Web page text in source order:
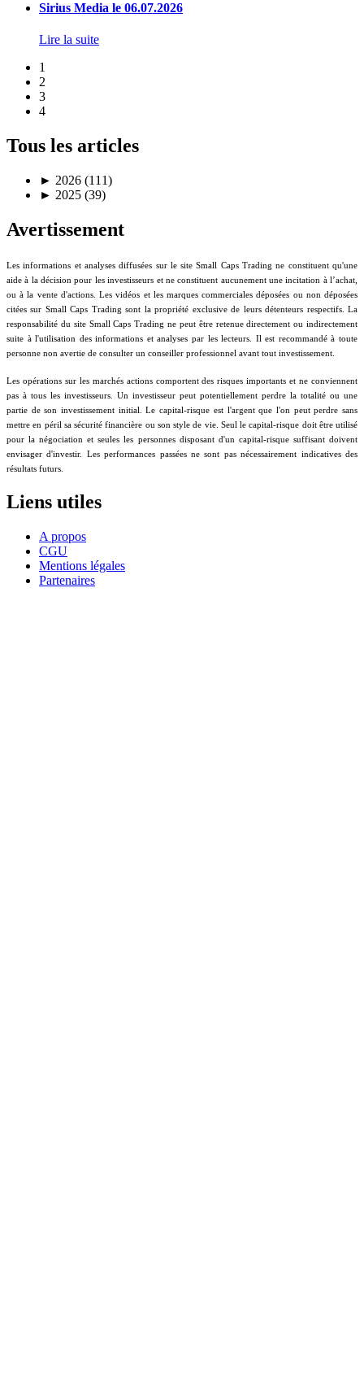
Sirius Media le 06.07.2026
Lire la suite
1
2
3
4
Tous les articles
► 2026 (111)
► 2025 (39)
Avertissement
Les informations et analyses diffusées sur le site Small Caps Trading ne constituent qu'une
aide à la décision pour les investisseurs et ne constituent aucunement une incitation à l’achat,
ou à la vente d'actions. Les vidéos et les marques commerciales déposées ou non déposées
citées sur Small Caps Trading sont la propriété exclusive de leurs détenteurs respectifs. La
responsabilité du site Small Caps Trading ne peut être retenue directement ou indirectement
suite à l'utilisation des informations et analyses par les lecteurs. Il est recommandé à toute
personne non avertie de consulter un conseiller professionnel avant tout investissement.
Les opérations sur les marchés actions comportent des risques importants et ne conviennent
pas à tous les investisseurs. Un investisseur peut potentiellement perdre la totalité ou une
partie de son investissement initial. Le capital-risque est l'argent que l'on peut perdre sans
mettre en péril sa sécurité financière ou son style de vie. Seul le capital-risque doit être utilisé
pour la négociation et seules les personnes disposant d'un capital-risque suffisant doivent
envisager d'investir. Les performances passées ne sont pas nécessairement indicatives des
résultats futurs.
Liens utiles
A propos
CGU
Mentions légales
Partenaires